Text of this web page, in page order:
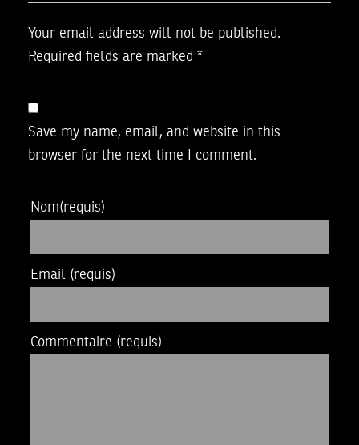
Your email address will not be published.
Required fields are marked *
Save my name, email, and website in this
browser for the next time I comment.
Nom(requis)
Email (requis)
Commentaire (requis)